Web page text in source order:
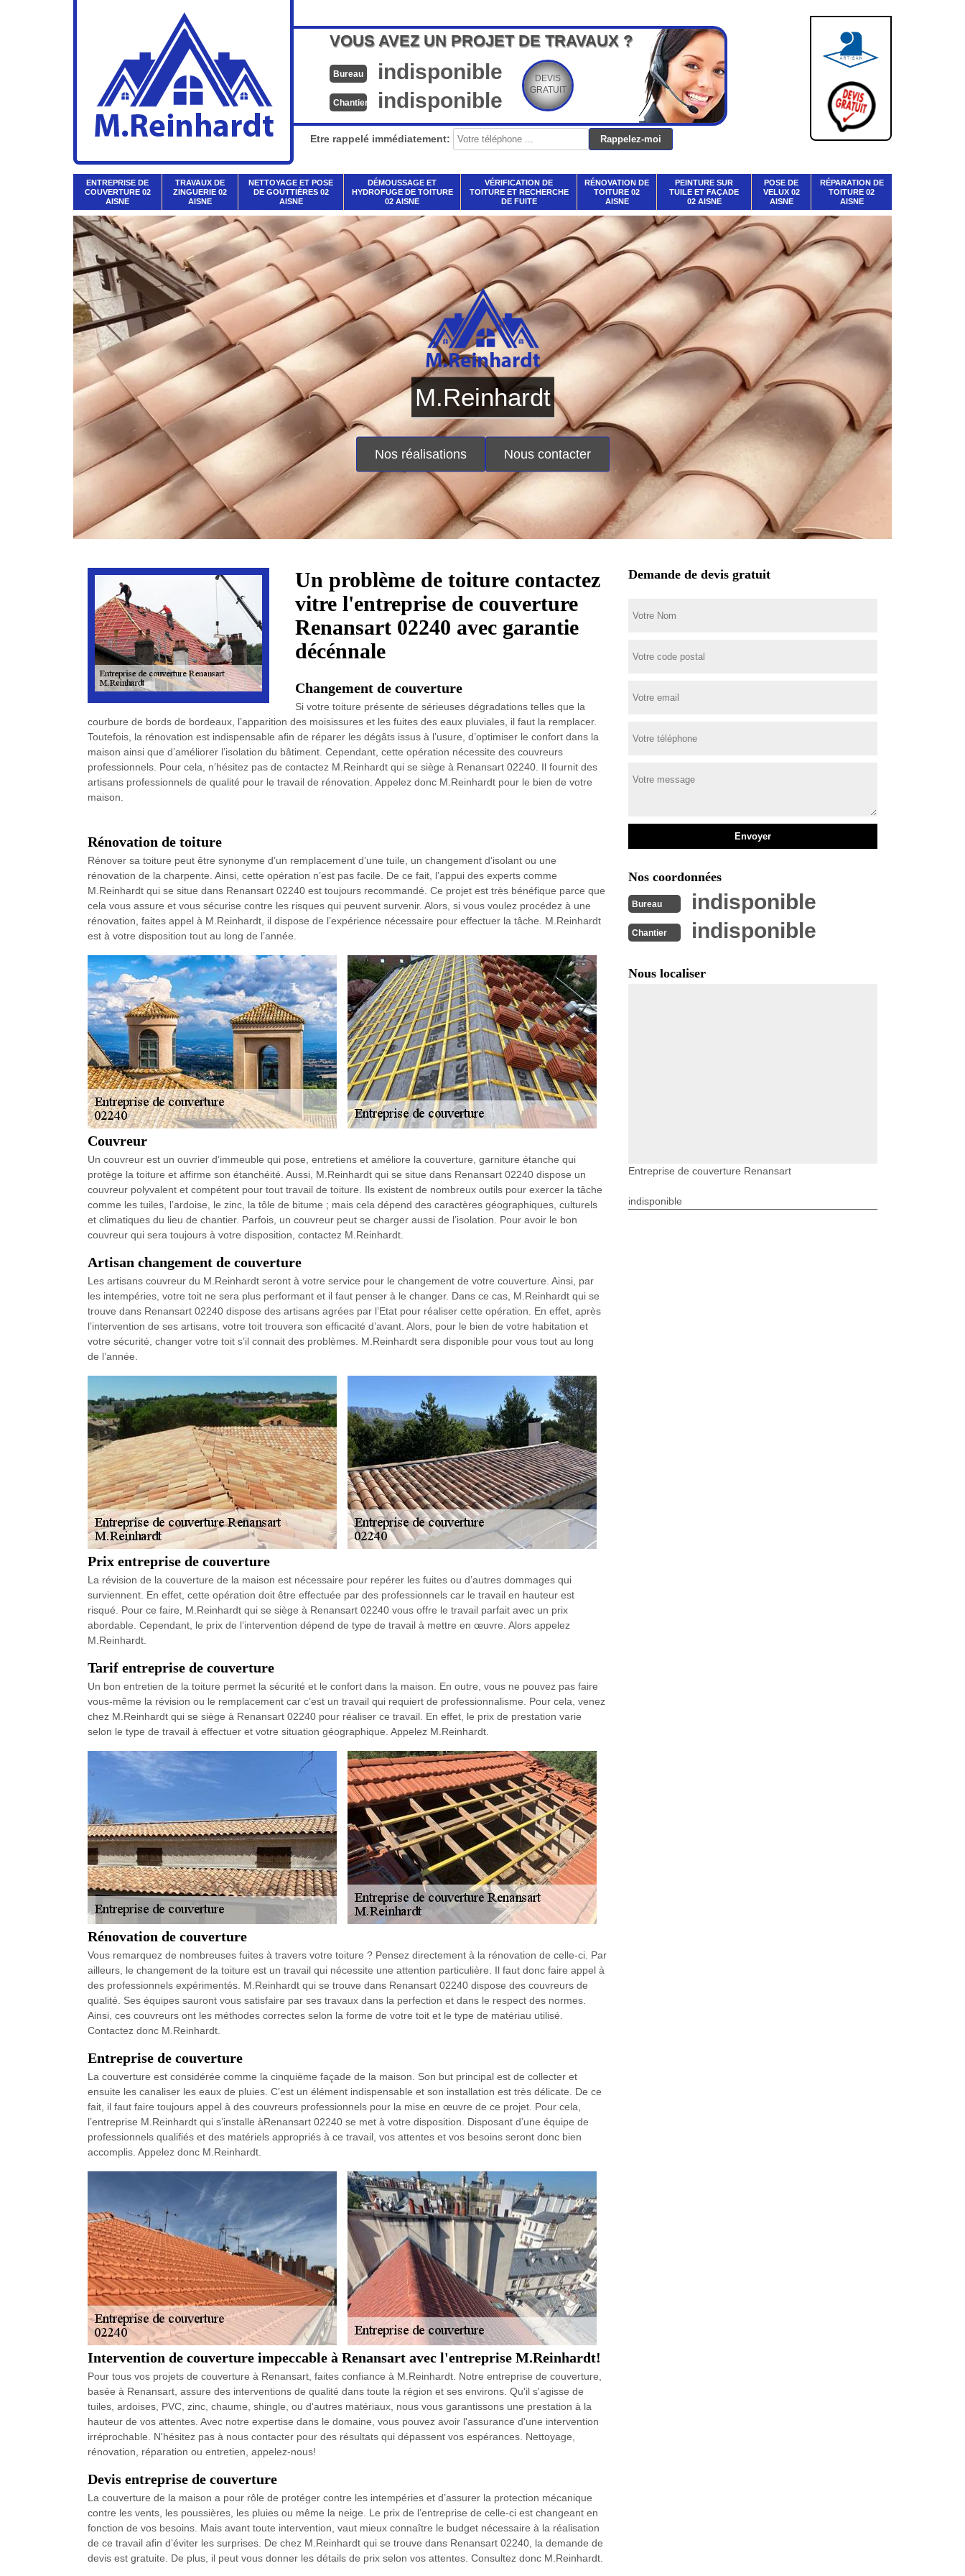
VOUS AVEZ UN PROJET DE TRAVAUX ?
Bureau indisponible
Chantier indisponible
DEVIS
GRATUIT
Etre rappelé immédiatement:
ENTREPRISE DE
COUVERTURE 02
AISNE
TRAVAUX DE
ZINGUERIE 02
AISNE
NETTOYAGE ET POSE
DE GOUTTIÈRES 02
AISNE
DÉMOUSSAGE ET
HYDROFUGE DE TOITURE
02 AISNE
VÉRIFICATION DE
TOITURE ET RECHERCHE
DE FUITE
RÉNOVATION DE
TOITURE 02
AISNE
PEINTURE SUR
TUILE ET FAÇADE
02 AISNE
POSE DE
VELUX 02
AISNE
RÉPARATION DE
TOITURE 02
AISNE
M.Reinhardt
Nos réalisations Nous contacter
Un problème de toiture contactez
vitre l'entreprise de couverture
Renansart 02240 avec garantie
décénnale
Changement de couverture
Si votre toiture présente de sérieuses dégradations telles que la
courbure de bords de bordeaux, l’apparition des moisissures et les fuites des eaux pluviales, il faut la remplacer.
Toutefois, la rénovation est indispensable afin de réparer les dégâts issus à l’usure, d’optimiser le confort dans la
maison ainsi que d’améliorer l’isolation du bâtiment. Cependant, cette opération nécessite des couvreurs
professionnels. Pour cela, n’hésitez pas de contactez M.Reinhardt qui se siège à Renansart 02240. Il fournit des
artisans professionnels de qualité pour le travail de rénovation. Appelez donc M.Reinhardt pour le bien de votre
maison.
Rénovation de toiture
Rénover sa toiture peut être synonyme d’un remplacement d’une tuile, un changement d’isolant ou une
rénovation de la charpente. Ainsi, cette opération n’est pas facile. De ce fait, l’appui des experts comme
M.Reinhardt qui se situe dans Renansart 02240 est toujours recommandé. Ce projet est très bénéfique parce que
cela vous assure et vous sécurise contre les risques qui peuvent survenir. Alors, si vous voulez procédez à une
rénovation, faites appel à M.Reinhardt, il dispose de l’expérience nécessaire pour effectuer la tâche. M.Reinhardt
est à votre disposition tout au long de l’année.
Couvreur
Un couvreur est un ouvrier d’immeuble qui pose, entretiens et améliore la couverture, garniture étanche qui
protège la toiture et affirme son étanchéité. Aussi, M.Reinhardt qui se situe dans Renansart 02240 dispose un
couvreur polyvalent et compétent pour tout travail de toiture. Ils existent de nombreux outils pour exercer la tâche
comme les tuiles, l’ardoise, le zinc, la tôle de bitume ; mais cela dépend des caractères géographiques, culturels
et climatiques du lieu de chantier. Parfois, un couvreur peut se charger aussi de l’isolation. Pour avoir le bon
couvreur qui sera toujours à votre disposition, contactez M.Reinhardt.
Artisan changement de couverture
Les artisans couvreur du M.Reinhardt seront à votre service pour le changement de votre couverture. Ainsi, par
les intempéries, votre toit ne sera plus performant et il faut penser à le changer. Dans ce cas, M.Reinhardt qui se
trouve dans Renansart 02240 dispose des artisans agrées par l’Etat pour réaliser cette opération. En effet, après
l’intervention de ses artisans, votre toit trouvera son efficacité d’avant. Alors, pour le bien de votre habitation et
votre sécurité, changer votre toit s’il connait des problèmes. M.Reinhardt sera disponible pour vous tout au long
de l’année.
Prix entreprise de couverture
La révision de la couverture de la maison est nécessaire pour repérer les fuites ou d’autres dommages qui
surviennent. En effet, cette opération doit être effectuée par des professionnels car le travail en hauteur est
risqué. Pour ce faire, M.Reinhardt qui se siège à Renansart 02240 vous offre le travail parfait avec un prix
abordable. Cependant, le prix de l’intervention dépend de type de travail à mettre en œuvre. Alors appelez
M.Reinhardt.
Tarif entreprise de couverture
Un bon entretien de la toiture permet la sécurité et le confort dans la maison. En outre, vous ne pouvez pas faire
vous-même la révision ou le remplacement car c’est un travail qui requiert de professionnalisme. Pour cela, venez
chez M.Reinhardt qui se siège à Renansart 02240 pour réaliser ce travail. En effet, le prix de prestation varie
selon le type de travail à effectuer et votre situation géographique. Appelez M.Reinhardt.
Rénovation de couverture
Vous remarquez de nombreuses fuites à travers votre toiture ? Pensez directement à la rénovation de celle-ci. Par
ailleurs, le changement de la toiture est un travail qui nécessite une attention particulière. Il faut donc faire appel à
des professionnels expérimentés. M.Reinhardt qui se trouve dans Renansart 02240 dispose des couvreurs de
qualité. Ses équipes sauront vous satisfaire par ses travaux dans la perfection et dans le respect des normes.
Ainsi, ces couvreurs ont les méthodes correctes selon la forme de votre toit et le type de matériau utilisé.
Contactez donc M.Reinhardt.
Entreprise de couverture
La couverture est considérée comme la cinquième façade de la maison. Son but principal est de collecter et
ensuite les canaliser les eaux de pluies. C’est un élément indispensable et son installation est très délicate. De ce
fait, il faut faire toujours appel à des couvreurs professionnels pour la mise en œuvre de ce projet. Pour cela,
l’entreprise M.Reinhardt qui s’installe àRenansart 02240 se met à votre disposition. Disposant d’une équipe de
professionnels qualifiés et des matériels appropriés à ce travail, vos attentes et vos besoins seront donc bien
accomplis. Appelez donc M.Reinhardt.
Intervention de couverture impeccable à Renansart avec l'entreprise M.Reinhardt!
Pour tous vos projets de couverture à Renansart, faites confiance à M.Reinhardt. Notre entreprise de couverture,
basée à Renansart, assure des interventions de qualité dans toute la région et ses environs. Qu'il s'agisse de
tuiles, ardoises, PVC, zinc, chaume, shingle, ou d'autres matériaux, nous vous garantissons une prestation à la
hauteur de vos attentes. Avec notre expertise dans le domaine, vous pouvez avoir l'assurance d'une intervention
irréprochable. N'hésitez pas à nous contacter pour des résultats qui dépassent vos espérances. Nettoyage,
rénovation, réparation ou entretien, appelez-nous!
Devis entreprise de couverture
La couverture de la maison a pour rôle de protéger contre les intempéries et d’assurer la protection mécanique
contre les vents, les poussières, les pluies ou même la neige. Le prix de l’entreprise de celle-ci est changeant en
fonction de vos besoins. Mais avant toute intervention, vaut mieux connaître le budget nécessaire à la réalisation
de ce travail afin d’éviter les surprises. De chez M.Reinhardt qui se trouve dans Renansart 02240, la demande de
devis est gratuite. De plus, il peut vous donner les détails de prix selon vos attentes. Consultez donc M.Reinhardt.
Demande de devis gratuit
Nos coordonnées
Bureau indisponible
Chantier indisponible
Nous localiser
Entreprise de couverture Renansart
indisponible